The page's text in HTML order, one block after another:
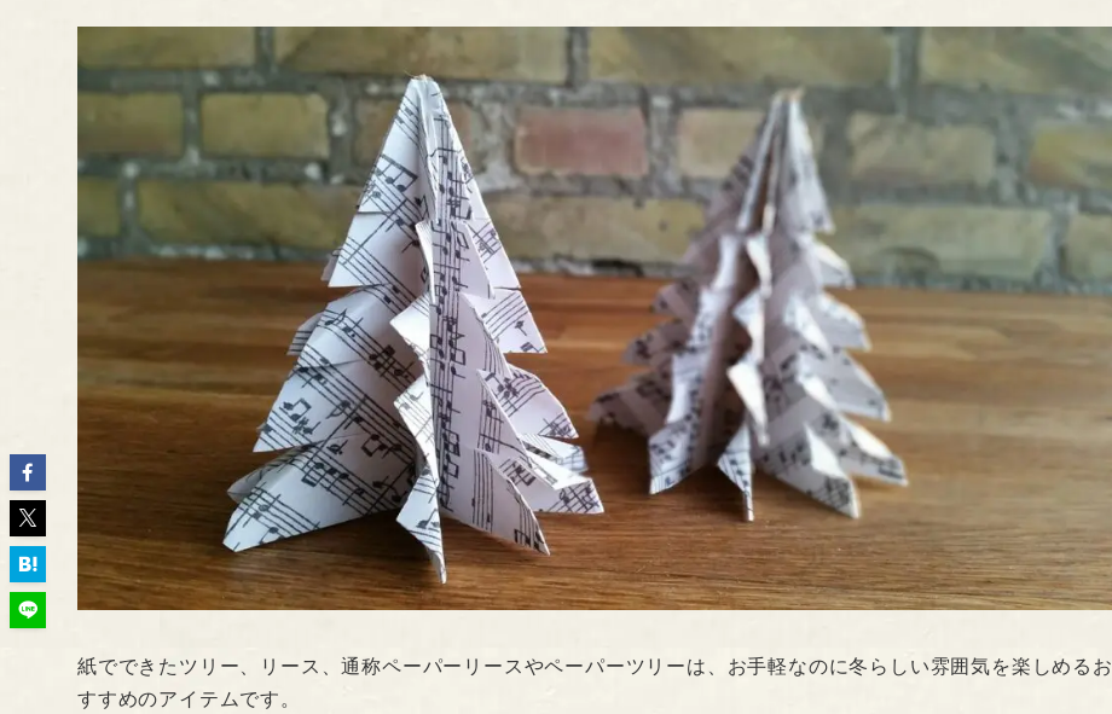
紙でできたツリー、リース、通称ペーパーリースやペーパーツリーは、お手軽なのに冬らしい雰囲気を楽しめるお
すすめのアイテムです。